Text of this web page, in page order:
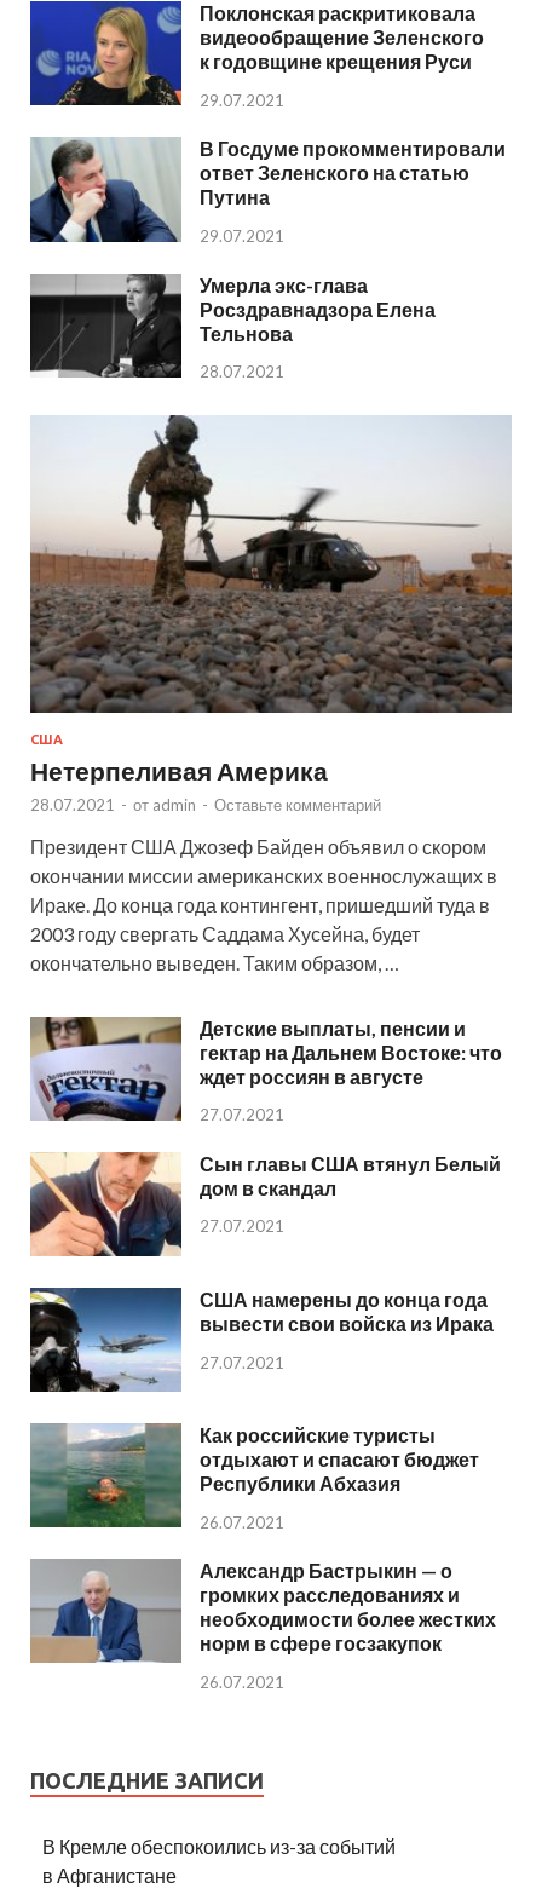
Поклонская раскритиковала
видеообращение Зеленского
к годовщине крещения Руси
29.07.2021
В Госдуме прокомментировали
ответ Зеленского на статью
Путина
29.07.2021
Умерла экс-глава
Росздравнадзора Елена
Тельнова
28.07.2021
США
Нетерпеливая Америка
28.07.2021 - от admin - Оставьте комментарий
Президент США Джозеф Байден объявил о скором
окончании миссии американских военнослужащих в
Ираке. До конца года контингент, пришедший туда в
2003 году свергать Саддама Хусейна, будет
окончательно выведен. Таким образом, …
Детские выплаты, пенсии и
гектар на Дальнем Востоке: что
ждет россиян в августе
27.07.2021
Сын главы США втянул Белый
дом в скандал
27.07.2021
США намерены до конца года
вывести свои войска из Ирака
27.07.2021
Как российские туристы
отдыхают и спасают бюджет
Республики Абхазия
26.07.2021
Александр Бастрыкин — о
громких расследованиях и
необходимости более жестких
норм в сфере госзакупок
26.07.2021
ПОСЛЕДНИЕ ЗАПИСИ
В Кремле обеспокоились из-за событий
в Афганистане